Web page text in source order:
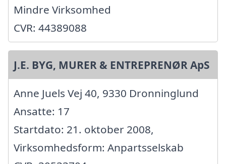
Mindre Virksomhed
CVR: 44389088
J.E. BYG, MURER & ENTREPRENØR ApS
Anne Juels Vej 40, 9330 Dronninglund
Ansatte: 17
Startdato: 21. oktober 2008,
Virksomhedsform: Anpartsselskab